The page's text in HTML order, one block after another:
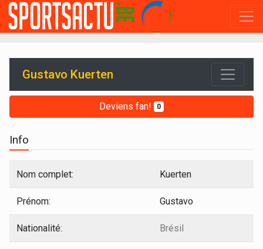
Gustavo Kuerten
Deviens fan! 0
Info
Nom complet: Kuerten
Prénom: Gustavo
Nationalité: Brésil